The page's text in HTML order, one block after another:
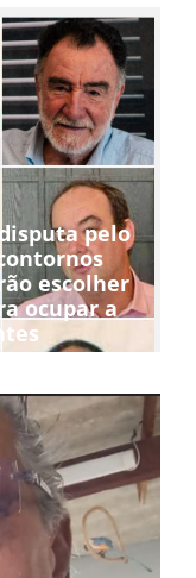
pelo
escolher
ocupar a